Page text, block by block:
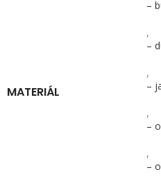
MATERIÁL
–
,
–
,
–
,
–
,
–